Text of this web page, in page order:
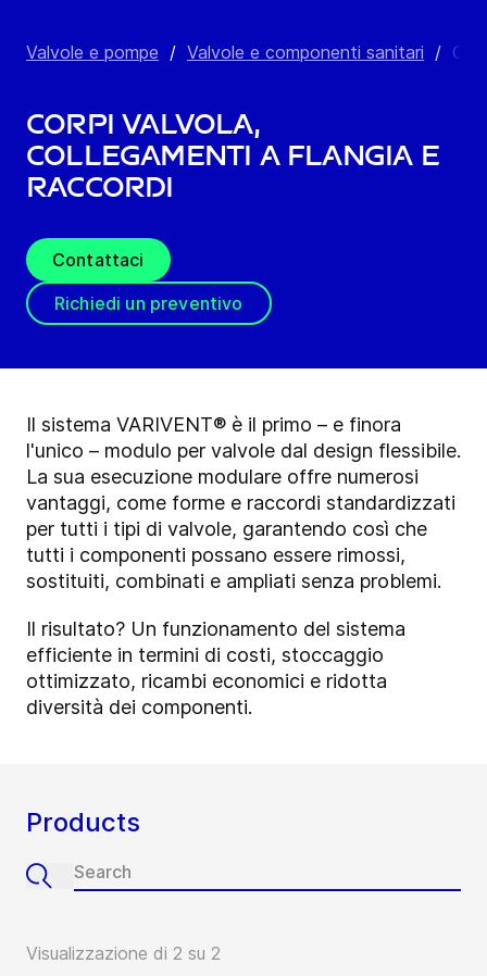
Valvole e pompe / Valvole e componenti sanitari /
Corpi valvola,
collegamenti a flangia e
raccordi
Contattaci
Richiedi un preventivo
Il sistema VARIVENT® è il primo – e finora
l'unico – modulo per valvole dal design flessibile.
La sua esecuzione modulare offre numerosi
vantaggi, come forme e raccordi standardizzati
per tutti i tipi di valvole, garantendo così che
tutti i componenti possano essere rimossi,
sostituiti, combinati e ampliati senza problemi.
Il risultato? Un funzionamento del sistema
efficiente in termini di costi, stoccaggio
ottimizzato, ricambi economici e ridotta
diversità dei componenti.
Products
Visualizzazione di 2 su 2